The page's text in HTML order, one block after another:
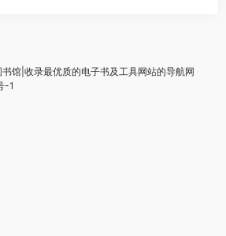
书馆|收录最优质的电子书及工具网站的导航网
-1